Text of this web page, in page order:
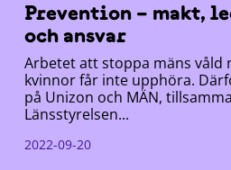
Prevention – makt,
och ansvar
Arbetet att stoppa mäns våld
kvinnor får inte upphöra.
på Unizon och MÄN,
Länsstyrelsen...
2022-09-20